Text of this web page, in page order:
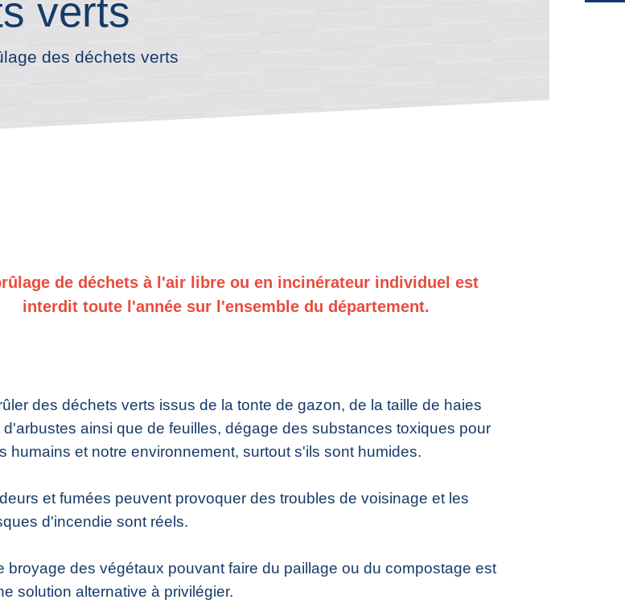
verts
des déchets verts
de déchets à l'air libre ou en incinérateur individuel est
interdit toute l'année sur l'ensemble du département.
des déchets verts issus de la tonte de gazon, de la taille de haies
d'arbustes ainsi que de feuilles, dégage des substances toxiques pour
humains et notre environnement, surtout s'ils sont humides.
et fumées peuvent provoquer des troubles de voisinage et les
d'incendie sont réels.
broyage des végétaux pouvant faire du paillage ou du compostage est
solution alternative à privilégier.